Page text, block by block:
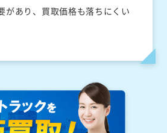
があり、買取価格も落ちにくい